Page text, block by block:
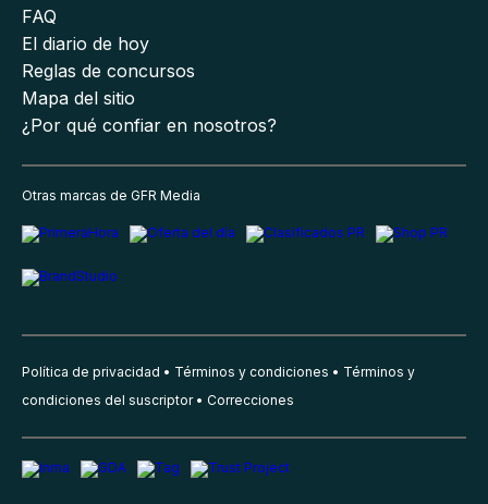
FAQ
El diario de hoy
Reglas de concursos
Mapa del sitio
¿Por qué confiar en nosotros?
Otras marcas de GFR Media
Política de privacidad Términos y condiciones
Términos y
condiciones del suscriptor
Correcciones